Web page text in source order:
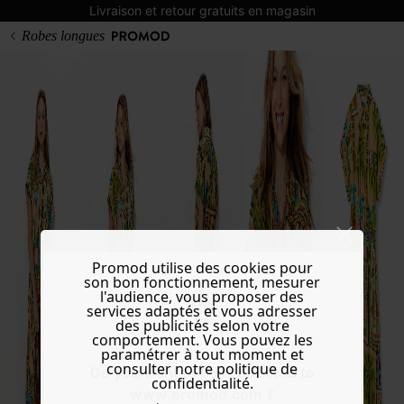
Livraison et retour gratuits en magasin
Do you want to be redirected to
www.promod.com ?
Robes longues
Promod utilise des cookies pour
son bon fonctionnement, mesurer
l'audience, vous proposer des
services adaptés et vous adresser
des publicités selon votre
comportement. Vous pouvez les
paramétrer à tout moment et
consulter notre politique de
confidentialité.